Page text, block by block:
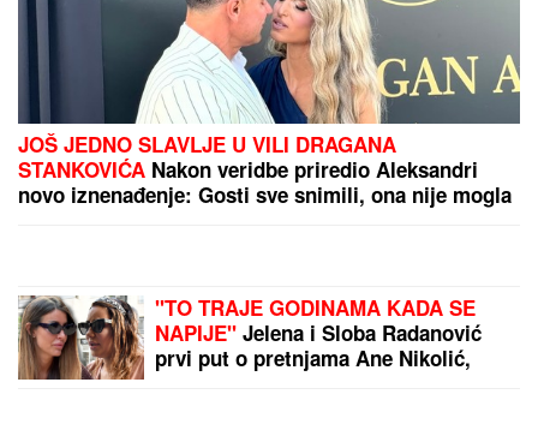
se oglasi: Javno
obelodanio cifre i ljudi su
u šoku
PUBLIKA JE PEVALA DO